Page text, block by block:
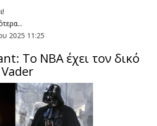
2025 11:25
Το ΝΒΑ έχει τον δικό